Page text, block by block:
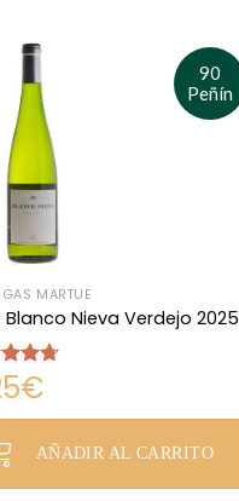
90
Peñín
MARTÚE
Blanco Nieva Verdejo 2025
4.69€
AÑADIR AL CARRITO